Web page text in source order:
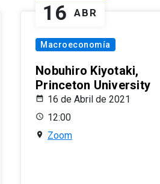
16 ABR
Macroeconomía
Nobuhiro Kiyotaki,
Princeton University
16 de Abril de 2021
12:00
Zoom